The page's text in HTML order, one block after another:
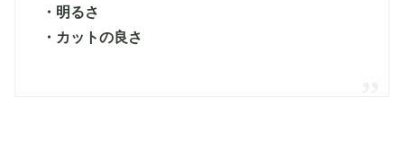
・明るさ
・カットの良さ